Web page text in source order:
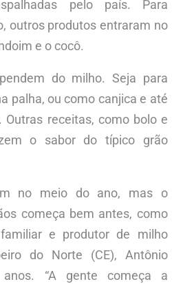
pelo país. Para
outros produtos entraram no
e o cocô.
do milho. Seja para
palha, ou como canjica e até
Outras receitas, como bolo e
o sabor do típico grão
no meio do ano, mas o
começa bem antes, como
e produtor de milho
do Norte (CE), Antônio
“A gente começa a